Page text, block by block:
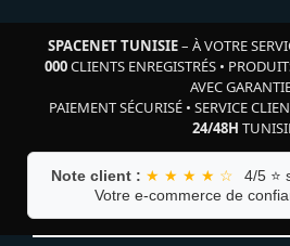
SPACENET TUNISIE– À VOTRE
000CLIENTS ENREGISTRÉS•
AVEC
PAIEMENT SÉCURISÉ • SERVICE
24/48H
Note client : ★ ★ ★ ★ ☆
4/5 ⭐
Votre e-commerce de